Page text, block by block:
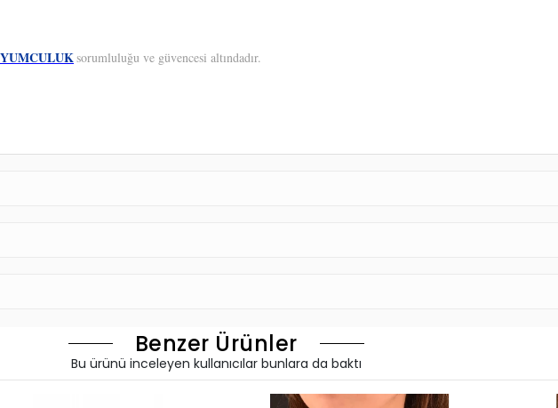
sorumluluğu ve güvencesi altındadır.
Benzer Ürünler
Bu ürünü inceleyen kullanıcılar bunlara da baktı